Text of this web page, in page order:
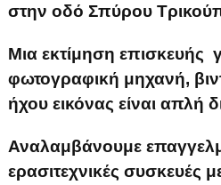
στην οδό Σπύρου
Μια εκτίμηση επισκευής
φωτογραφική μηχανή,
ήχου εικόνας είναι απλή
Αναλαμβάνουμε
ερασιτεχνικές συσκευές